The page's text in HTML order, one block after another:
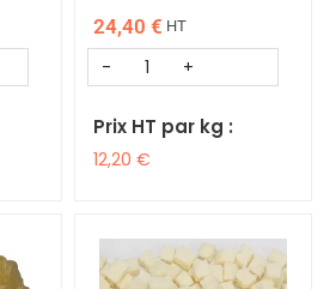
24,40 € HT
Prix HT par kg :
12,20 €